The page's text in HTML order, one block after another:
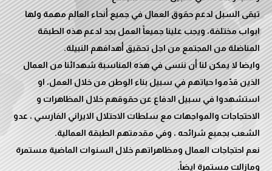
تبقى السبل لدعم حقوق العمال في جميع أنحاء العالم مهمة ولها
ابواب مختلفة، ويجب علينا جميعاً العمل بجد لدعم هذه الطبقة
وايضا لا يمكن لنا أن ننسى في هذه المناسبة شهدائنا من العمال
الذين قدّموا حياتهم في سبيل بناء الوطن من خلال العمل، او
استشهدوا في سبيل الدفاع عن حقوقهم خلال المظاهرات و
الاحتجاجات والمواجهات مع سلطات الاحتلال الايراني الفارسي ، عدو
نعم احتجاجات العمال ومظاهراتهم خلال السنوات الماضية مستمرة